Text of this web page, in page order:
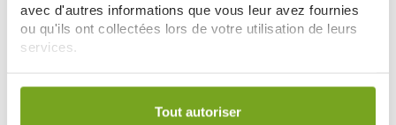
avec d'autres informations que vous leur avez fournies
ou qu'ils ont collectées lors de votre utilisation de leurs
services.
Votre choix de consentement est conservé pendant une
Tout autoriser
PHYTOPHANERE CHEVEUX &